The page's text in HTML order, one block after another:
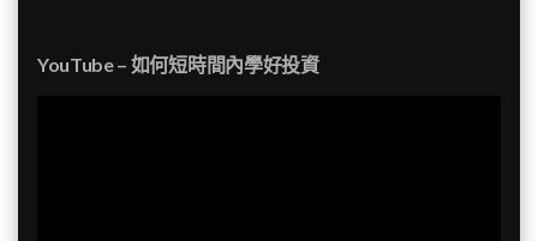
YouTube – 如何短時間內學好投資